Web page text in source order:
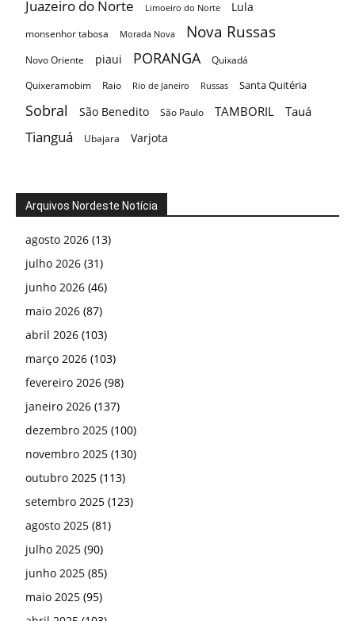
Juazeiro do Norte Limoeiro do Norte Lula
monsenhor tabosa Morada Nova Nova Russas
Novo Oriente piaui PORANGA
Quixadá
Quixeramobim
Raio Rio de Janeiro Russas Santa Quitéria
Sobral São Benedito São Paulo TAMBORIL Tauá
Tianguá Ubajara Varjota
Arquivos Nordeste Notícia
agosto 2026 (13)
julho 2026 (31)
junho 2026 (46)
maio 2026 (87)
abril 2026 (103)
março 2026 (103)
fevereiro 2026 (98)
janeiro 2026 (137)
dezembro 2025 (100)
novembro 2025 (130)
outubro 2025 (113)
setembro 2025 (123)
agosto 2025 (81)
julho 2025 (90)
junho 2025 (85)
maio 2025 (95)